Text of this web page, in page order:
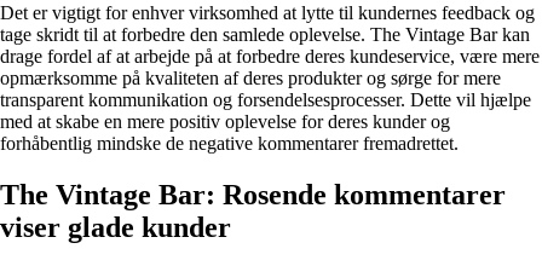
Det er vigtigt for enhver virksomhed at lytte til kundernes feedback og
tage skridt til at forbedre den samlede oplevelse. The Vintage Bar kan
drage fordel af at arbejde på at forbedre deres kundeservice, være mere
opmærksomme på kvaliteten af deres produkter og sørge for mere
transparent kommunikation og forsendelsesprocesser. Dette vil hjælpe
med at skabe en mere positiv oplevelse for deres kunder og
forhåbentlig mindske de negative kommentarer fremadrettet.
The Vintage Bar: Rosende kommentarer
viser glade kunder